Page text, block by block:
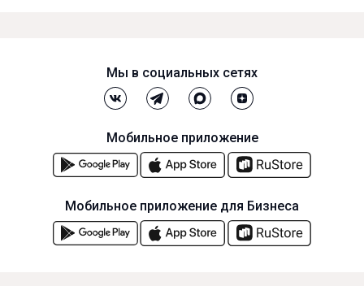
Мы в социальных сетях
Мобильное приложение
Мобильное приложение для Бизнеса